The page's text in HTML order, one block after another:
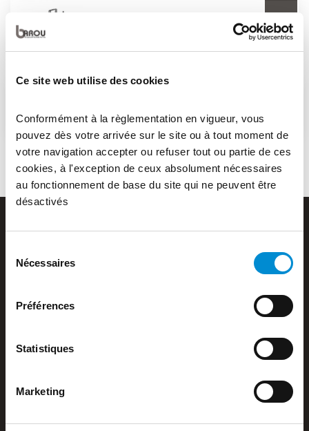
Ce site web utilise des cookies
Conformément à la règlementation en vigueur, vous
pouvez dès votre arrivée sur le site ou à tout moment de
votre navigation accepter ou refuser tout ou partie de ces
cookies, à l'exception de ceux absolument nécessaires
au fonctionnement de base du site qui ne peuvent être
désactivés
Nécessaires
Préférences
Statistiques
Marketing
ÉLÉVATEUR
Z.A. de Verlieu